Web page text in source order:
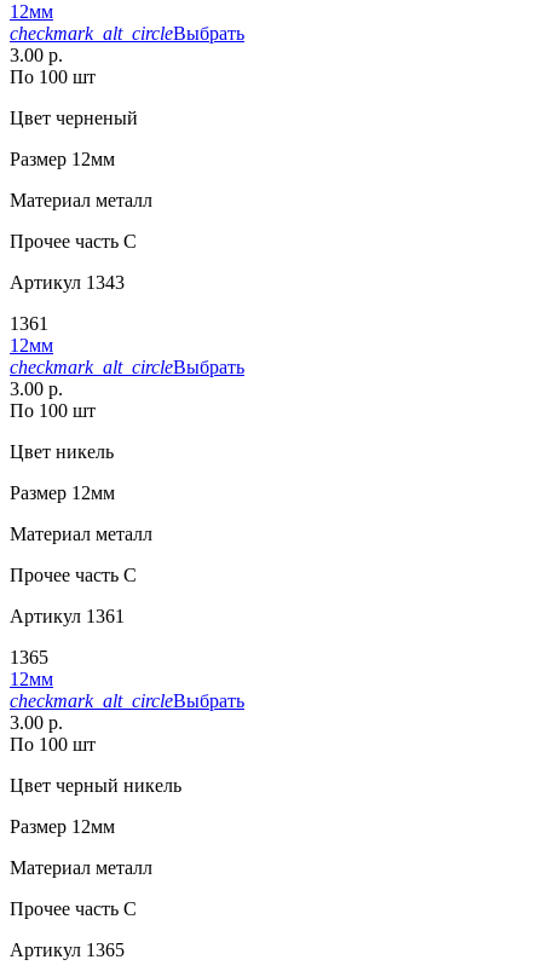
12мм
checkmark_alt_circleВыбрать
3.00 р.
По 100 шт
Цвет черненый
Размер 12мм
Материал металл
Прочее часть С
Артикул 1343
1361
12мм
checkmark_alt_circleВыбрать
3.00 р.
По 100 шт
Цвет никель
Размер 12мм
Материал металл
Прочее часть С
Артикул 1361
1365
12мм
checkmark_alt_circleВыбрать
3.00 р.
По 100 шт
Цвет черный никель
Размер 12мм
Материал металл
Прочее часть C
Артикул 1365